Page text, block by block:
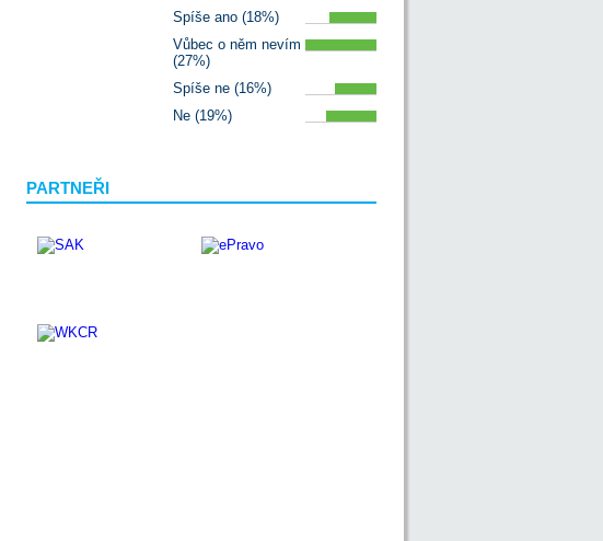
Spíše ano (18%)
Vůbec o něm nevím
(27%)
Spíše ne (16%)
Ne (19%)
PARTNEŘI